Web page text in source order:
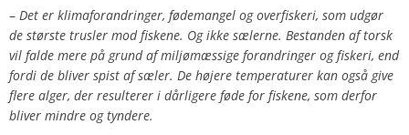
– Det er klimaforandringer, fødemangel og overfiskeri, som udgør
de største trusler mod fiskene. Og ikke sælerne. Bestanden af torsk
vil falde mere på grund af miljømæssige forandringer og fiskeri, end
fordi de bliver spist af sæler. De højere temperaturer kan også give
flere alger, der resulterer i dårligere føde for fiskene, som derfor
bliver mindre og tyndere.